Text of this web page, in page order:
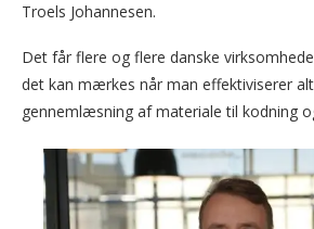
Troels Johannesen.
Det får flere og flere danske
det kan mærkes når man effektiviserer
gennemlæsning af materiale til kodning